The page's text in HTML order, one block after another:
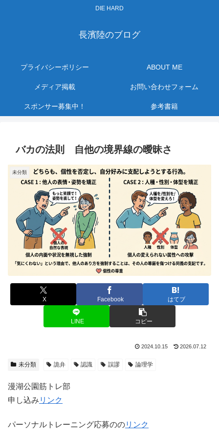
DIE HARD
長濱陸のブログ
プライバシーポリシー ABOUT ME
メディア掲載 お問い合わせフォーム
スポンサー募集中！ 参考書籍
バカの法則 自他の境界線の曖昧さ
未分類
X Facebook はてブ
LINE コピー
2024.10.15 2026.07.12
未分類 詭弁 認識 誤謬 論理学
漫湖公園筋トレ部
申し込み リンク
パーソナルトレーニング応募ののリンク